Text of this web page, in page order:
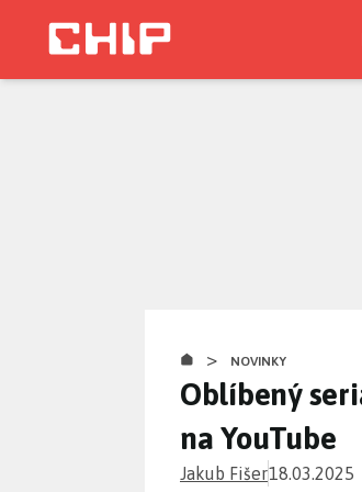
> NOVINKY
Oblíbený
na YouTube
Jakub Fišer18.03.2025